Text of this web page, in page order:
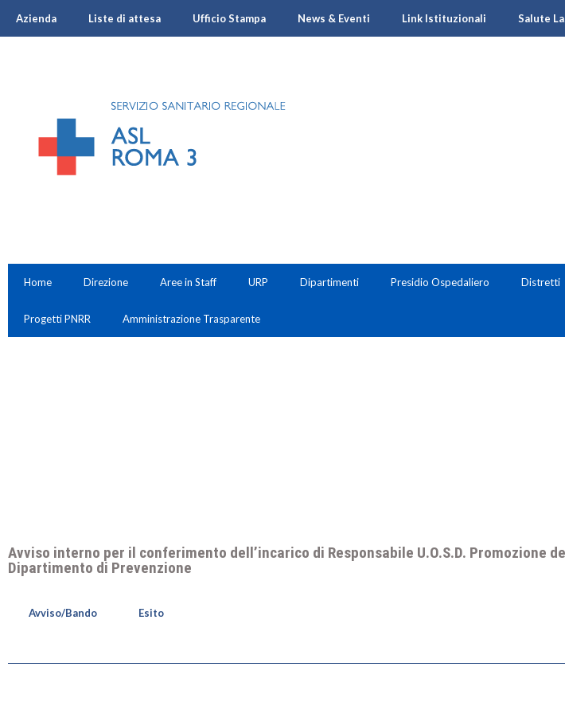
Azienda Liste di attesa Ufficio Stampa News & Eventi Link Istituzionali Salute
Home Direzione Aree in Staff URP Dipartimenti Presidio Ospedaliero Distretti
Progetti PNRR Amministrazione Trasparente
Avviso interno per il conferimento dell’incarico di Responsabile U.O.S.D. Promozione
Dipartimento di Prevenzione
Avviso/Bando Esito